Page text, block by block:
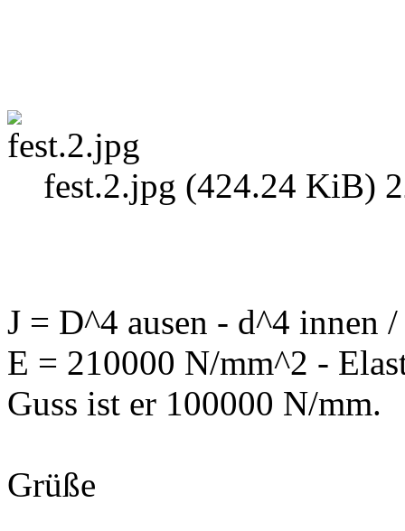
fest.2.jpg (424.24 KiB)
J = D^4 ausen - d^4 innen
E = 210000 N/mm^2 -
Guss ist er 100000 N/mm.
Grüße